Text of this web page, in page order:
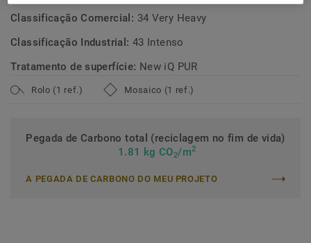
Classificação Comercial: 34 Very Heavy
Classificação Industrial: 43 Intenso
Tratamento de superfície: New iQ PUR
Rolo (1 ref.) Mosaico (1 ref.)
Pegada de Carbono total (reciclagem no fim de vida)
1.81 kg CO2/m2
A PEGADA DE CARBONO DO MEU PROJETO